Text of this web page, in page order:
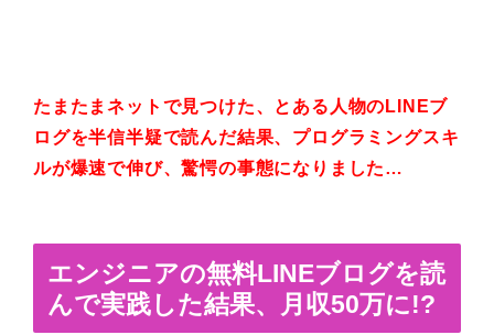
たまたまネットで見つけた、とある人物のLINEブ
ログを半信半疑で読んだ結果、プログラミングスキ
ルが爆速で伸び、驚愕の事態になりました…
エンジニアの無料LINEブログを読
んで実践した結果、月収50万に!?